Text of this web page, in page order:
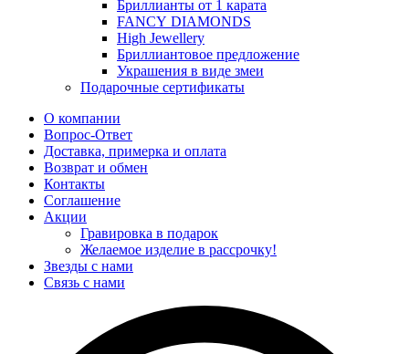
Бриллианты от 1 карата
FANCY DIAMONDS
High Jewellery
Бриллиантовое предложение
Украшения в виде змеи
Подарочные сертификаты
О компании
Вопрос-Ответ
Доставка, примерка и оплата
Возврат и обмен
Контакты
Соглашение
Акции
Гравировка в подарок
Желаемое изделие в рассрочку!
Звезды с нами
Связь с нами